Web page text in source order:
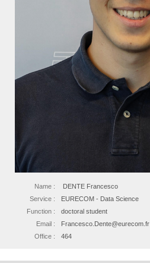
Name :
DENTE Francesco
Service :
EURECOM - Data Science
Function :
doctoral student
Email :
Francesco.Dente@eurecom.fr
Office :
464